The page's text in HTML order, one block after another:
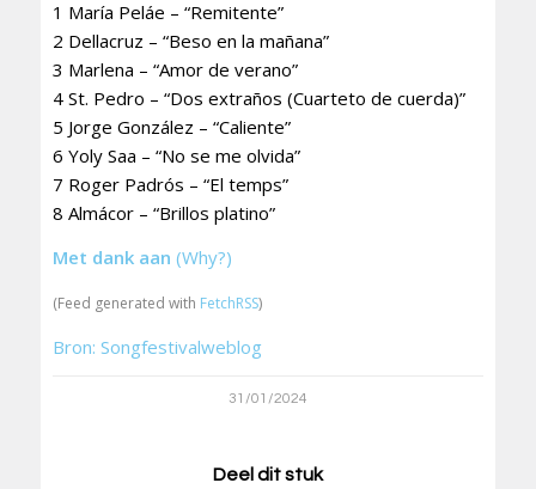
1 María Peláe – “Remitente”
2 Dellacruz – “Beso en la mañana”
3 Marlena – “Amor de verano”
4 St. Pedro – “Dos extraños (Cuarteto de cuerda)”
5 Jorge González – “Caliente”
6 Yoly Saa – “No se me olvida”
7 Roger Padrós – “El temps”
8 Almácor – “Brillos platino”
Met dank aan (Why?)
(Feed generated with FetchRSS)
Bron: Songfestivalweblog
31/01/2024
Deel dit stuk